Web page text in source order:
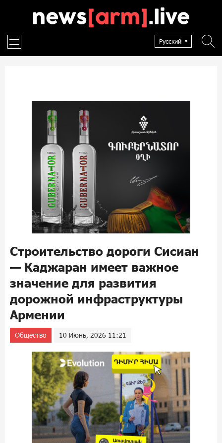
Русский
Строительство дороги Сисиан
— Каджаран имеет важное
значение для развития
дорожной инфраструктуры
Армении
Общество 10 Июнь, 2026 11:21